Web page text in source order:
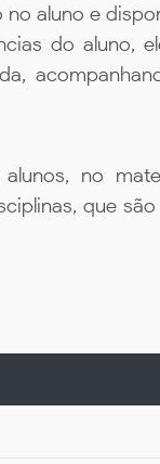
aluno e
do aluno,
no
que